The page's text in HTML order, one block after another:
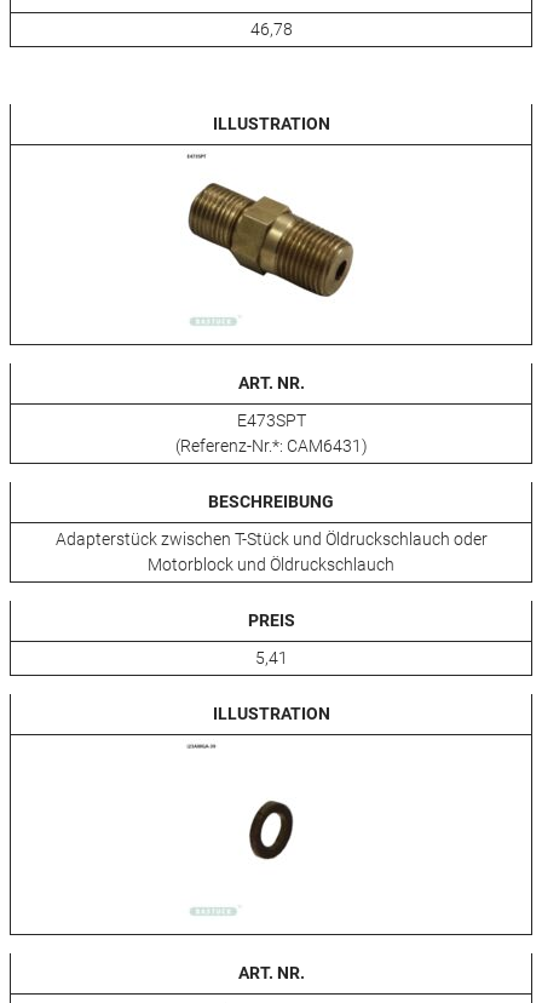
46,78
ILLUSTRATION
ART. NR.
E473SPT
(Referenz-Nr.*: CAM6431)
BESCHREIBUNG
Adapterstück zwischen T-Stück und Öldruckschlauch oder
Motorblock und Öldruckschlauch
PREIS
5,41
ILLUSTRATION
ART. NR.